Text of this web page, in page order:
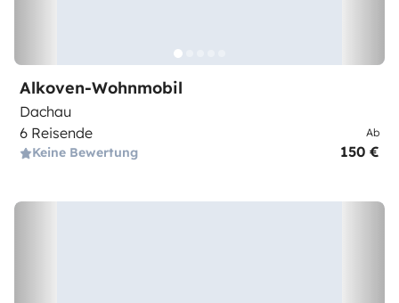
Alkoven-Wohnmobil
Dachau
6 Reisende
Keine Bewertung
Ab
150 €